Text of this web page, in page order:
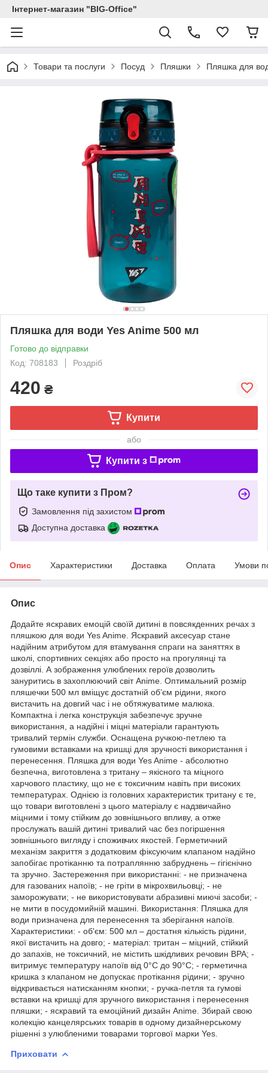
Інтернет-магазин "BIG-Office"
Товари та послуги Посуд Пляшки Пляшка для
Пляшка для води Yes Anime 500 мл
Готово до відправки
Код: 708183
Роздріб
420 ₴
Купити
або
Купити з
Що таке купити з Пром?
Замовлення під захистом
Доступна доставка
Опис Характеристики Доставка Оплата Умови
Опис
Додайте яскравих емоцій своїй дитині в повсякденних речах з
пляшкою для води Yes Anime. Яскравий аксесуар стане
надійним атрибутом для втамування спраги на заняттях в
школі, спортивних секціях або просто на прогулянці та
дозвіллі. А зображення улюблених героїв дозволить
зануритись в захоплюючий світ Anime. Оптимальний розмір
пляшечки 500 мл вміщує достатній об’єм рідини, якого
вистачить на довгий час і не обтяжуватиме малюка.
Компактна і легка конструкція забезпечує зручне
використання, а надійні і міцні матеріали гарантують
тривалий термін служби. Оснащена ручкою-петлею та
гумовими вставками на кришці для зручності використання і
перенесення. Пляшка для води Yes Anime - абсолютно
безпечна, виготовлена з тритану – якісного та міцного
харчового пластику, що не є токсичним навіть при високих
температурах. Однією із головних характеристик тритану є те,
що товари виготовлені з цього матеріалу є надзвичайно
міцними і тому стійким до зовнішнього впливу, а отже
прослужать вашій дитині тривалий час без погіршення
зовнішнього вигляду і споживчих якостей. Герметичний
механізм закриття з додатковим фіксуючим клапаном надійно
запобігає протіканню та потраплянню забруднень – гігієнічно
та зручно. Застереження при використанні: - не призначена
для газованих напоїв; - не гріти в мікрохвильовці; - не
заморожувати; - не використовувати абразивні миючі засоби; -
не мити в посудомийній машині. Використання: Пляшка для
води призначена для перенесення та зберігання напоїв.
Характеристики: - об'єм: 500 мл – достатня кількість рідини,
якої вистачить на довго; - матеріал: тритан – міцний, стійкий
до запахів, не токсичний, не містить шкідливих речовин BPA; -
витримує температуру напоїв від 0°С до 90°С; - герметична
кришка з клапаном не допускає протікання рідини; - зручно
відкривається натисканням кнопки; - ручка-петля та гумові
вставки на кришці для зручного використання і перенесення
пляшки; - яскравий та емоційний дизайн Anime. Збирай свою
колекцію канцелярських товарів в одному дизайнерському
рішенні з улюбленими товарами торгової марки Yes.
Приховати